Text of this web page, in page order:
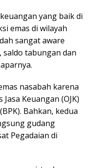
yang baik di
emas di wilayah
sangat aware
saldo tabungan dan
nasabah karena
Keuangan (OJK)
Bahkan, kedua
gudang
Pegadaian di